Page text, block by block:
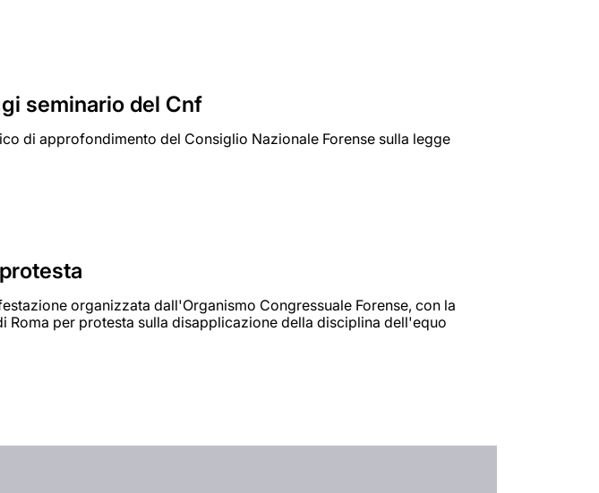
seminario del Cnf
di approfondimento del Consiglio Nazionale Forense sulla legge
organizzata dall'Organismo Congressuale Forense, con la
per protesta sulla disapplicazione della disciplina dell'equo